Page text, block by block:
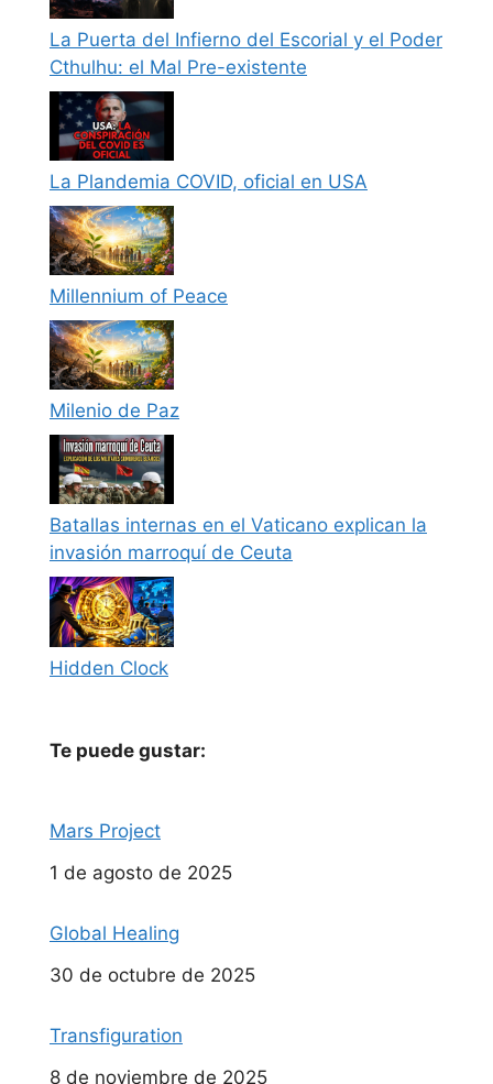
La Puerta del Infierno del Escorial y el Poder
Cthulhu: el Mal Pre-existente
La Plandemia COVID, oficial en USA
Millennium of Peace
Milenio de Paz
Batallas internas en el Vaticano explican la
invasión marroquí de Ceuta
Hidden Clock
Te puede gustar:
Mars Project
Fecha
1 de agosto de 2025
Global Healing
Fecha
30 de octubre de 2025
Transfiguration
Fecha
8 de noviembre de 2025